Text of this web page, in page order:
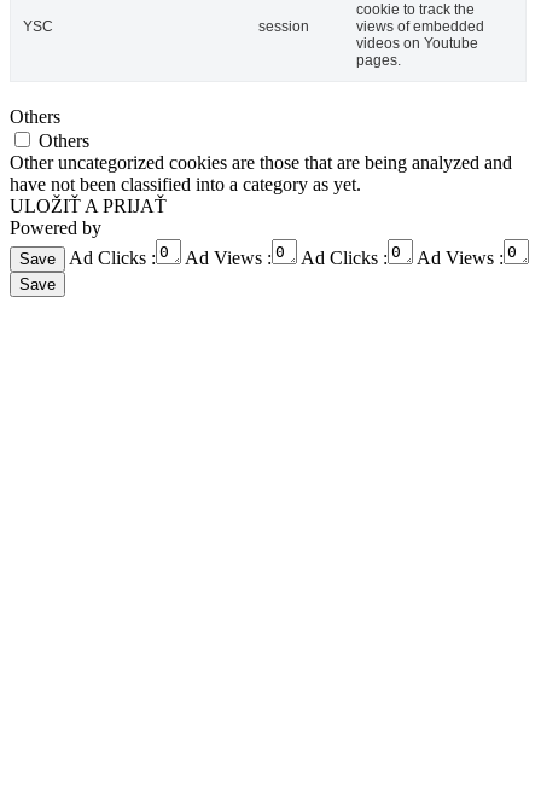
YSC session
cookie to track the
views of embedded
videos on Youtube
pages.
Others
Others
Other uncategorized cookies are those that are being analyzed and
have not been classified into a category as yet.
ULOŽIŤ A PRIJAŤ
Powered by
Ad Clicks :
Ad Views : Ad Clicks : Ad Views :